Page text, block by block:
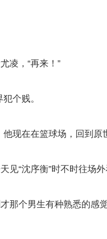
凌，“再来！”
个贱。
现在在篮球场，回到
见“沈序衡”时不时往场外
那个男生有种熟悉的感